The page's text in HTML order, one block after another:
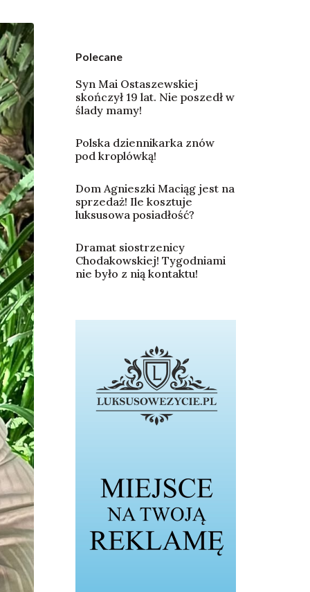
Polecane
Syn Mai Ostaszewskiej
skończył 19 lat. Nie poszedł w
ślady mamy!
Polska dziennikarka znów
pod kroplówką!
Dom Agnieszki Maciąg jest na
sprzedaż! Ile kosztuje
luksusowa posiadłość?
Dramat siostrzenicy
Chodakowskiej! Tygodniami
nie było z nią kontaktu!